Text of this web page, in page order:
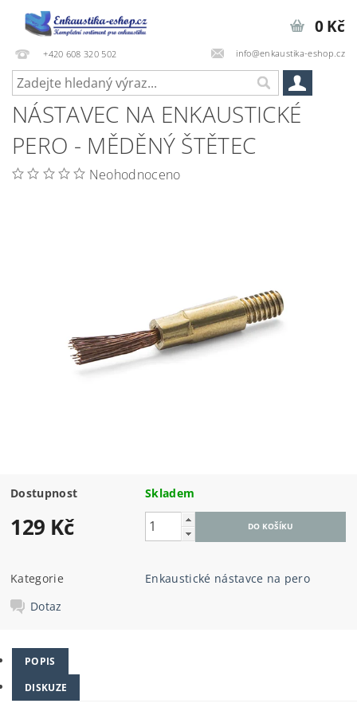
+420 608 320 502 info@enkaustika-eshop.cz
0 Kč
NÁSTAVEC NA ENKAUSTICKÉ
PERO - MĚDĚNÝ ŠTĚTEC
Neohodnoceno
Dostupnost Skladem
129 Kč
Kategorie
Enkaustické nástavce na pero
Dotaz
POPIS
DISKUZE